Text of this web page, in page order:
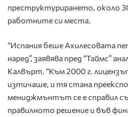
преструктурирането, около
работните си места.
“Испания беше Ахилесовата
наред”, заявява пред “Таймс”
Калвърт. “Към 2000 г.
изтичаше, и тя стана
мениджмънтът се е справил
правилното решение и във